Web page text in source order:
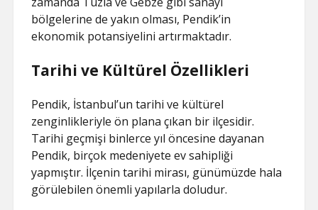
bölgelerine de yakın olması, Pendik’in
ekonomik potansiyelini artırmaktadır.
Tarihi ve Kültürel Özellikleri
Pendik, İstanbul’un tarihi ve kültürel
zenginlikleriyle ön plana çıkan bir ilçesidir.
Tarihi geçmişi binlerce yıl öncesine dayanan
Pendik, birçok medeniyete ev sahipliği
yapmıştır. İlçenin tarihi mirası, günümüzde hala
görülebilen önemli yapılarla doludur.